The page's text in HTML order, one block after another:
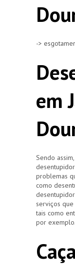
->
em
Sendo
problemas
como
serviços que
tais como
por exemplo.